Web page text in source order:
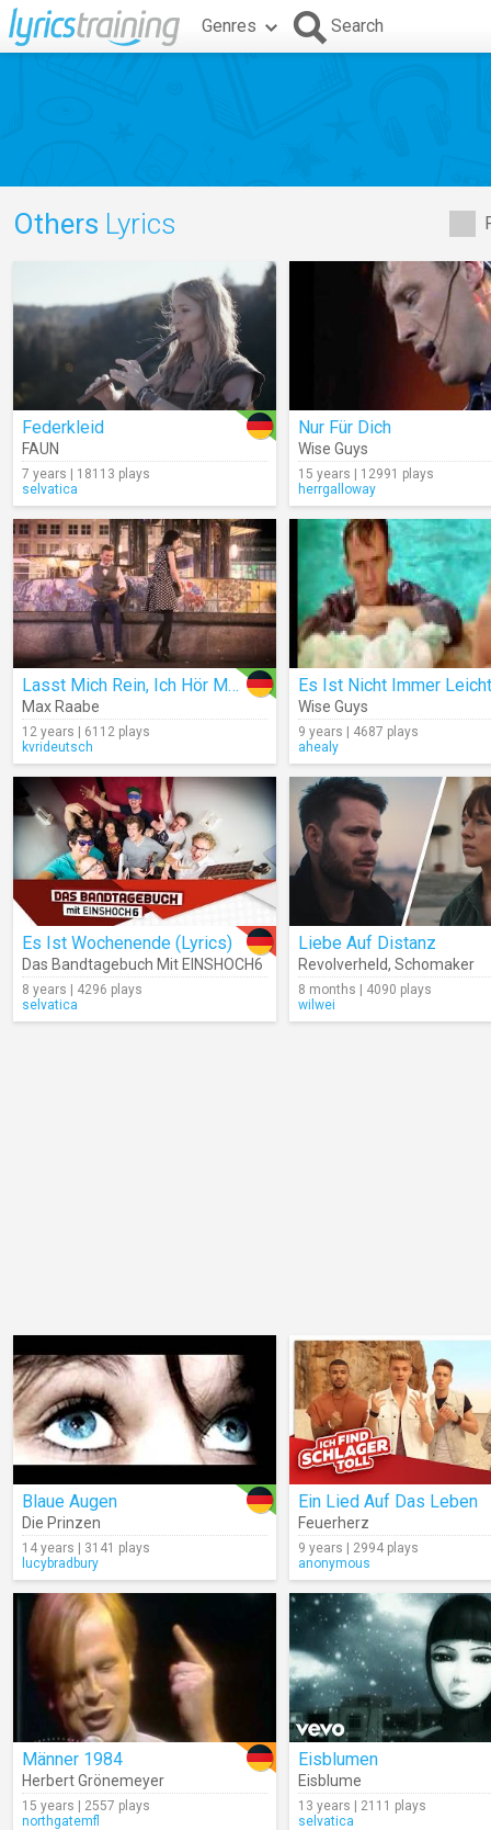
Genres Search
Others Lyrics
Federkleid
FAUN
7 years | 18113 plays
selvatica
Nur Für Dich
Wise Guys
15 years | 12991 plays
herrgalloway
Lasst Mich Rein, Ich Hör Musik
Max Raabe
12 years | 6112 plays
kvrideutsch
Es Ist Nicht Immer Leicht
Wise Guys
9 years | 4687 plays
ahealy
Es Ist Wochenende (Lyrics)
Das Bandtagebuch Mit EINSHOCH6
8 years | 4296 plays
selvatica
Liebe Auf Distanz
Revolverheld, Schomaker
8 months | 4090 plays
wilwei
Blaue Augen
Die Prinzen
14 years | 3141 plays
lucybradbury
Ein Lied Auf Das Leben
Feuerherz
9 years | 2994 plays
anonymous
Männer 1984
Herbert Grönemeyer
15 years | 2557 plays
northgatemfl
Eisblumen
Eisblume
13 years | 2111 plays
selvatica